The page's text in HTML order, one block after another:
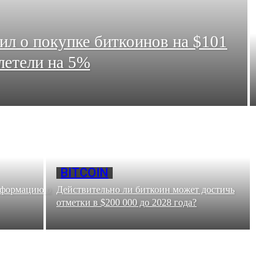
о покупке биткоинов на $101
на 5%
о
BITCOIN
Действительно ли биткоин может достичь
отметки в $200 000 до 2028 года?